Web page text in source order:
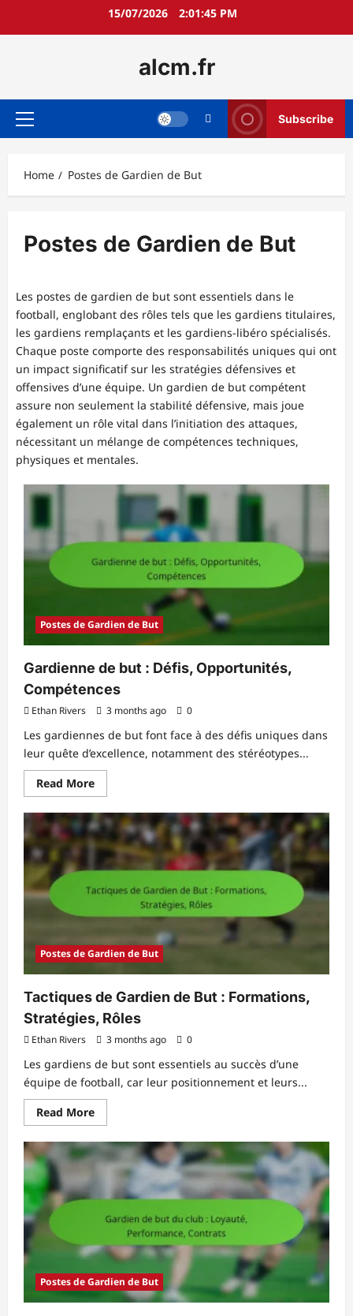
15/07/2026 2:01:46 PM
alcm.fr
Primary
Subscribe
Home Postes de Gardien de But
Postes de Gardien de But
Les postes de gardien de but sont essentiels dans le
football, englobant des rôles tels que les gardiens titulaires,
les gardiens remplaçants et les gardiens-libéro spécialisés.
Chaque poste comporte des responsabilités uniques qui ont
un impact significatif sur les stratégies défensives et
offensives d’une équipe. Un gardien de but compétent
assure non seulement la stabilité défensive, mais joue
également un rôle vital dans l’initiation des attaques,
nécessitant un mélange de compétences techniques,
physiques et mentales.
Postes de Gardien de But
Gardienne de but : Défis, Opportunités,
Compétences
Ethan Rivers 3 months ago 0
Les gardiennes de but font face à des défis uniques dans
leur quête d’excellence, notamment des stéréotypes...
Read MoreRead
more
Gardienne
de
but
:
Défis,
Opportunités,
Postes de Gardien de But
Tactiques de Gardien de But : Formations,
Stratégies, Rôles
Ethan Rivers 3 months ago 0
Les gardiens de but sont essentiels au succès d’une
équipe de football, car leur positionnement et leurs...
Read MoreRead
more
Tactiques
de
Gardien
:
Stratégies,
Postes de Gardien de But